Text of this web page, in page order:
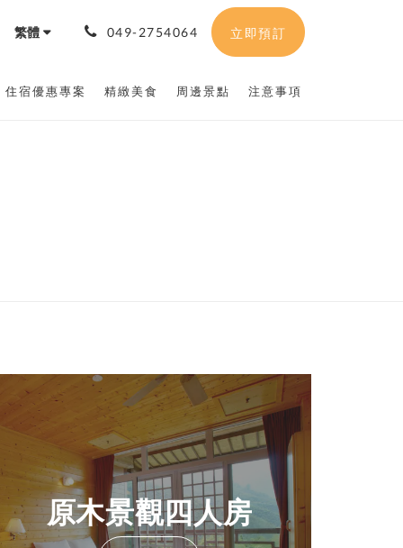
繁體 049-2754064 立即預訂
住宿優惠專案 精緻美食 周邊景點 注意事項
原木景觀四人房